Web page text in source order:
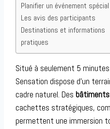
Planifier un événement spécial
Les avis des participants
Destinations et informations
pratiques
Situé à seulement 5
Sensation dispose d’un
cadre naturel. Des bâtiments
cachettes stratégiques,
permettent une immersion